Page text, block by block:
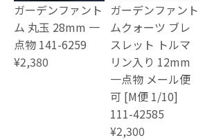
ガーデンファント
ム 丸玉 28mm 一
点物 141-6259
¥2,380
ガーデンファント
ムクォーツ ブレ
スレット トルマ
リン入り 12mm
一点物 メール便
可 [M便 1/10]
111-42585
¥2,300